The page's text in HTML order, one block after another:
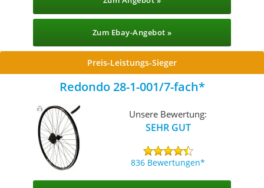
Zum Ebay-Angebot »
Preis-Leistungs-Sieger
Redondo 28-1-001/7-fach
Unsere Bewertung:
SEHR GUT
836 Bewertungen